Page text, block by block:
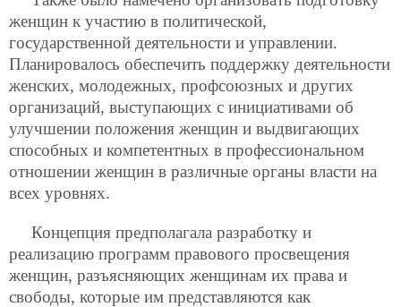
женщин к участию в политической,
государственной деятельности и управлении.
Планировалось обеспечить поддержку деятельности
женских, молодежных, профсоюзных и других
организаций, выступающих с инициативами об
улучшении положения женщин и выдвигающих
способных и компетентных в профессиональном
отношении женщин в различные органы власти на
всех уровнях.
Концепция предполагала разработку и
реализацию программ правового просвещения
женщин, разъясняющих женщинам их права и
свободы, которые им представляются как